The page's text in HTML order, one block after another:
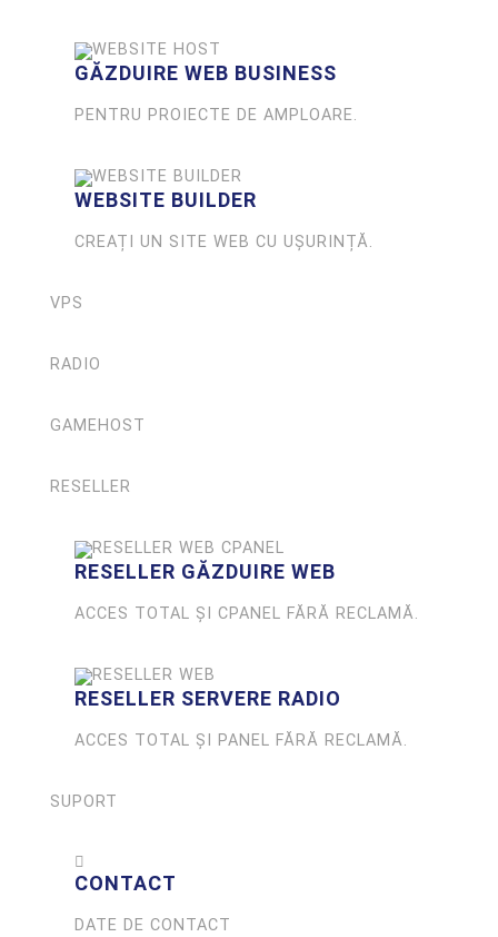
GĂZDUIRE WEB BUSINESS
PENTRU PROIECTE DE AMPLOARE.
WEBSITE BUILDER
CREAȚI UN SITE WEB CU UȘURINȚĂ.
VPS
RADIO
GAMEHOST
RESELLER
RESELLER GĂZDUIRE WEB
ACCES TOTAL ȘI CPANEL FĂRĂ RECLAMĂ.
RESELLER SERVERE RADIO
ACCES TOTAL ȘI PANEL FĂRĂ RECLAMĂ.
SUPORT
CONTACT
DATE DE CONTACT